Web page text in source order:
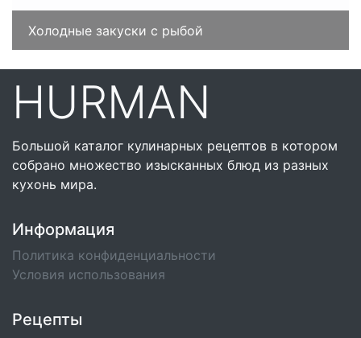
Холодные закуски с рыбой
HURMAN
Большой каталог кулинарных рецептов в котором
собрано множество изысканных блюд из разных
кухонь мира.
Информация
Политика конфиденциальности
Условия использования
Рецепты